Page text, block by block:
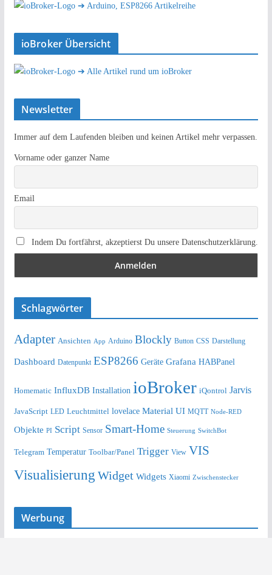
➔ Arduino, ESP8266 Artikelreihe
ioBroker Übersicht
➔ Alle Artikel rund um ioBroker
Newsletter
Immer auf dem Laufenden bleiben und keinen Artikel mehr verpassen.
Vorname oder ganzer Name
Email
Indem Du fortfährst, akzeptierst Du unsere Datenschutzerklärung.
Schlagwörter
Adapter Ansichten App Arduino Blockly Button CSS Darstellung
Dashboard Datenpunkt ESP8266 Geräte Grafana HABPanel
Homematic InfluxDB Installation ioBroker iQontrol Jarvis
JavaScript LED Leuchtmittel lovelace Material UI MQTT Node-RED
Objekte PI Script Sensor Smart-Home Steuerung SwitchBot
Telegram Temperatur Toolbar/Panel Trigger View VIS
Visualisierung Widget Widgets Xiaomi Zwischenstecker
Werbung